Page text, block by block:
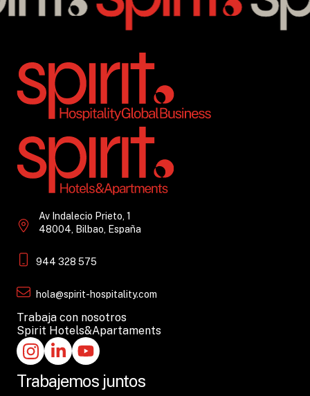
Av Indalecio Prieto, 1
48004, Bilbao, España
944 328 575
hola@spirit-hospitality.com
Trabaja con nosotros
Spirit Hotels&Apartaments
Trabajemos juntos